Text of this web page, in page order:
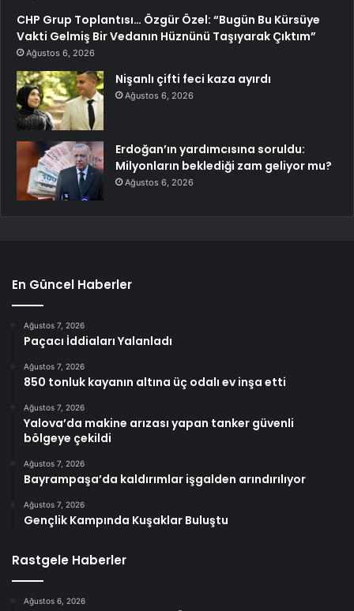
CHP Grup Toplantısı… Özgür Özel: “Bugün Bu Kürsüye
Vakti Gelmiş Bir Vedanın Hüznünü Taşıyarak Çıktım”
Ağustos 6, 2026
Nişanlı çifti feci kaza ayırdı
Ağustos 6, 2026
Erdoğan’ın yardımcısına soruldu:
Milyonların beklediği zam geliyor mu?
Ağustos 6, 2026
En Güncel Haberler
Ağustos 7, 2026
Paçacı İddiaları Yalanladı
Ağustos 7, 2026
850 tonluk kayanın altına üç odalı ev inşa etti
Ağustos 7, 2026
Yalova’da makine arızası yapan tanker güvenli
bölgeye çekildi
Ağustos 7, 2026
Bayrampaşa’da kaldırımlar işgalden arındırılıyor
Ağustos 7, 2026
Gençlik Kampında Kuşaklar Buluştu
Rastgele Haberler
Ağustos 6, 2026